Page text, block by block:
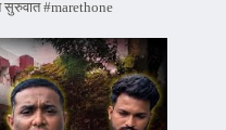
सुरुवात #marethone